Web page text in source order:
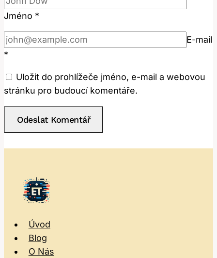
Jméno *
E-mail
*
Uložit do prohlížeče jméno, e-mail a webovou
stránku pro budoucí komentáře.
Úvod
Blog
O Nás